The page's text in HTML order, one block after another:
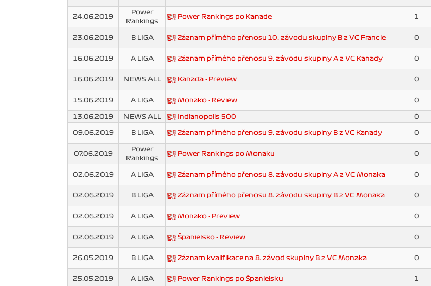
24.06.2019
Power
Rankings
Power Rankings po Kanade 1
23.06.2019 B LIGA Záznam přímého přenosu 10. závodu skupiny B z VC Francie 0
16.06.2019 A LIGA Záznam přímého přenosu 9. závodu skupiny A z VC Kanady 0
16.06.2019 NEWS ALL Kanada - Preview 0
15.06.2019 A LIGA Monako - Review 0
13.06.2019
NEWS ALL Indianopolis 500 0
09.06.2019 B LIGA Záznam přímého přenosu 9. závodu skupiny B z VC Kanady 0
07.06.2019
Power
Rankings
Power Rankings po Monaku 0
02.06.2019 A LIGA Záznam přímého přenosu 8. závodu skupiny A z VC Monaka 0
02.06.2019 B LIGA Záznam přímého přenosu 8. závodu skupiny B z VC Monaka 0
02.06.2019 A LIGA Monako - Preview 0
02.06.2019 A LIGA Španielsko - Review 0
26.05.2019 B LIGA Záznam kvalifikace na 8. závod skupiny B z VC Monaka 0
25.05.2019 A LIGA Power Rankings po Španielsku 1